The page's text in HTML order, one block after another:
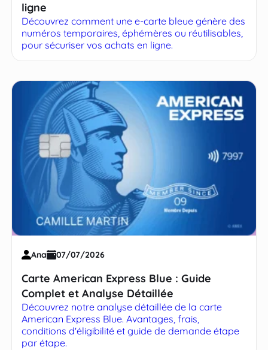
ligne
Découvrez comment une e-carte bleue génère des
numéros temporaires, éphémères ou réutilisables,
pour sécuriser vos achats en ligne.
Ana 07/07/2026
Carte American Express Blue : Guide
Complet et Analyse Détaillée
Découvrez notre analyse détaillée de la carte
American Express Blue. Avantages, frais,
conditions d'éligibilité et guide de demande étape
par étape.